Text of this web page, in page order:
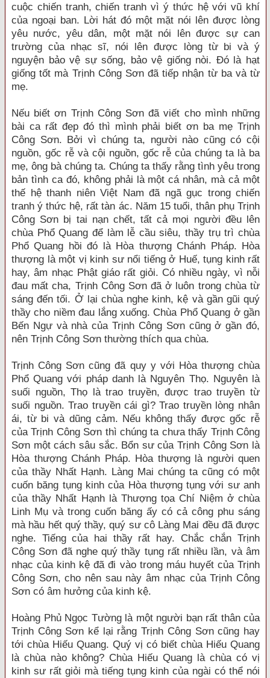
cuộc chiến tranh, chiến tranh vì ý thức hệ với vũ khí
của ngoại ban. Lời hát đó một mặt nói lên được lòng
yêu nước, yêu dân, một mặt nói lên được sự can
trường của nhạc sĩ, nói lên được lòng từ bi và ý
nguyện bảo vệ sự sống, bảo vệ giống nòi. Đó là hạt
giống tốt mà Trịnh Công Sơn đã tiếp nhận từ ba và từ
mẹ.
Nếu biết ơn Trịnh Công Sơn đã viết cho mình những
bài ca rất đẹp đó thì mình phải biết ơn ba mẹ Trịnh
Công Sơn. Bởi vì chúng ta, người nào cũng có cội
nguồn, gốc rễ và cội nguồn, gốc rễ của chúng ta là ba
mẹ, ông bà chúng ta. Chúng ta thấy rằng tình yêu trong
bản tình ca đó, không phải là một cá nhân, mà cả một
thế hệ thanh niên Việt Nam đã ngã gục trong chiến
tranh ý thức hệ, rất tàn ác. Năm 15 tuổi, thân phụ Trịnh
Công Sơn bị tai nạn chết, tất cả mọi người đều lên
chùa Phổ Quang để làm lễ cầu siêu, thầy trụ trì chùa
Phổ Quang hồi đó là Hòa thượng Chánh Pháp. Hòa
thượng là một vị kinh sư nổi tiếng ở Huế, tụng kinh rất
hay, âm nhạc Phật giáo rất giỏi. Có nhiều ngày, vì nỗi
đau mất cha, Trịnh Công Sơn đã ở luôn trong chùa từ
sáng đến tối. Ở lại chùa nghe kinh, kệ và gần gũi quý
thầy cho niềm đau lắng xuống. Chùa Phổ Quang ở gần
Bến Ngự và nhà của Trịnh Công Sơn cũng ở gần đó,
nên Trịnh Công Sơn thường thích qua chùa.
Trịnh Công Sơn cũng đã quy y với Hòa thượng chùa
Phổ Quang với pháp danh là Nguyên Thọ. Nguyên là
suối nguồn, Thọ là trao truyền, được trao truyền từ
suối nguồn. Trao truyền cái gì? Trao truyền lòng nhân
ái, từ bi và dũng cảm. Nếu không thấy được gốc rễ
của Trịnh Công Sơn thì chúng ta chưa thấy Trịnh Công
Sơn một cách sâu sắc. Bổn sư của Trịnh Công Sơn là
Hòa thượng Chánh Pháp. Hòa thượng là người quen
của thầy Nhất Hạnh. Làng Mai chúng ta cũng có một
cuốn băng tụng kinh của Hòa thượng tụng với sư anh
của thầy Nhất Hạnh là Thượng tọa Chí Niệm ở chùa
Linh Mụ và trong cuốn băng ấy có cả công phu sáng
mà hầu hết quý thầy, quý sư cô Làng Mai đều đã được
nghe. Tiếng của hai thầy rất hay. Chắc chắn Trịnh
Công Sơn đã nghe quý thầy tụng rất nhiều lần, và âm
nhạc của kinh kệ đã đi vào trong máu huyết của Trịnh
Công Sơn, cho nên sau này âm nhạc của Trịnh Công
Sơn có âm hưởng của kinh kệ.
Hoàng Phủ Ngọc Tường là một người bạn rất thân của
Trịnh Công Sơn kể lại rằng Trịnh Công Sơn cũng hay
tới chùa Hiếu Quang. Quý vị có biết chùa Hiếu Quang
là chùa nào không? Chùa Hiếu Quang là chùa có vị
kinh sư rất giỏi mà tiếng tụng kinh của ngài có thể nói